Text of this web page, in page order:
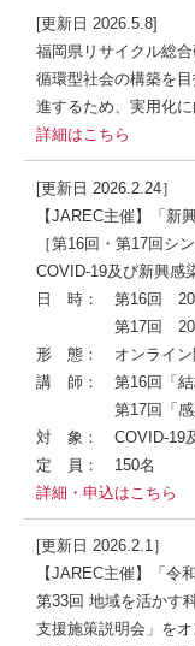
[更新日 2026.5.8]
福岡県リサイクル総
循環型社会の構築を
進するため、実用化
詳細はこちら
[更新日 2026.2.24］
【JAREC主催】「新
［第16回・第17回シ
COVID-19及び新興感
日 時： 第16回
第17回 2026年3
形 態： オンライン
講 師： 第16回「結
第17回「感染症
対 象： COVID-19及
定 員： 150名
詳細・申込はこちら
[更新日 2026.2.1］
【JAREC主催】「
第33回 地域を活かす
支援施策説明会」を